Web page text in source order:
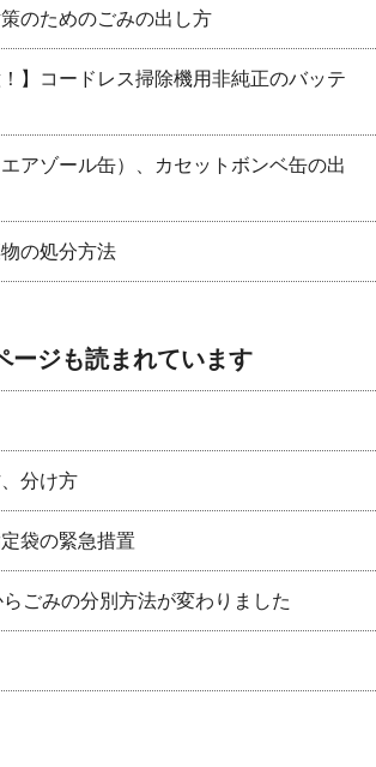
のためのごみの出し方
！】コードレス掃除機用非純正のバッテ
アゾール缶）、カセットボンベ缶の出
の処分方法
ージも読まれています
分け方
袋の緊急措置
ごみの分別方法が変わりました